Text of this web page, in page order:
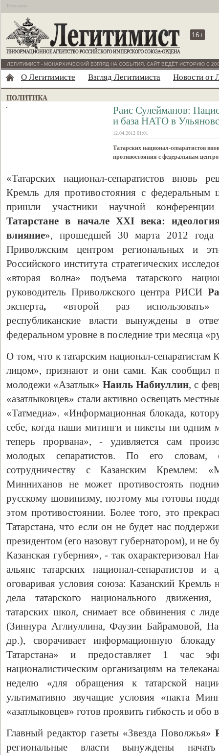
Бесплатно
16+
ЛЕГИТИМИСТ - МОНАРХИЧЕСКИЙ ВЗГЛЯД НА СОБЫТИЯ. САЙТ ВЕДЁТ ИСТОРИЮ С
О Легитимисте Взгляд Легитимиста Новости от
Раис Сулейманов:
и база НАТО в
12.04.2012 01:01
Татарских национал-сепаратистов
противостояния с федеральным
«Татарских национал-сепаратистов вновь
Кремль для противостояния с федеральным
пришли участники научной
Татарстане в начале XXI века:
влияние», прошедшей 30 марта 2012 года
Приволжским центром региональных и
Российского института стратегических
«вторая волна» подъема татарского
руководитель Приволжского центра РИСИ
эксперта, «второй раз использовать»
республиканские власти вынуждены в
федеральном уровне в последние три месяца
О том, что к татарским национал-сепаратистам
лицом», признают и они сами. Как сообщил
молодежи «Азатлык» Наиль Набиуллин, с
«азатлыковцев» стали активно освещать
«Татмедиа». «Информационная блокада,
себе, когда наши митинги и пикеты ни
теперь прорвана», - удивляется сам
молодых сепаратистов. По его словам,
сотрудничеству с Казанским Кремлем:
Минниханов не может противостоять
русскому шовинизму, поэтому мы готовы
этом противостоянии. Более того, это
Татарстана, что если он не будет нас
президентом (его назовут губернатором), и не
Казанская губерния», - так охарактеризовал
альянс татарских национал-сепаратистов и
оговаривая условия союза: Казанский Кремль
дела татарского национального
татарских школ, снимает все обвинения с
(Зиннура Аглиуллина, Фаузии Байрамовой,
др.), сворачивает информационную
Татарстана» и предоставляет 1 час
националистическим организациям на
неделю «для обращения к татарской
ультимативно звучащие условия «пакта
«азатлыковцев» готов проявить гибкость и обо
Главный редактор газеты «Звезда Поволжья»
региональные власти вынуждены
Свидетельство